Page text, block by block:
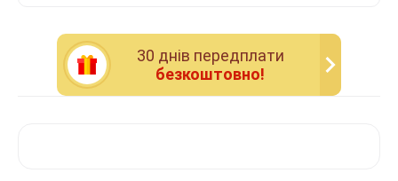
30 днiв передплати
безкоштовно!